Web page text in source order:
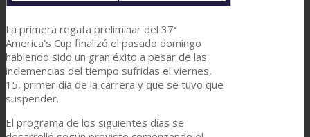
La primera regata preliminar del 37ª
America’s Cup finalizó el pasado domingo
habiendo sido un gran éxito a pesar de las
inclemencias del tiempo sufridas el viernes,
15, primer día de la carrera y que se tuvo que
suspender.
El programa de los siguientes días se